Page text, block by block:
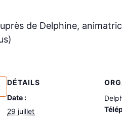
de Delphine,
DÉTAILS
Date :
29 juillet